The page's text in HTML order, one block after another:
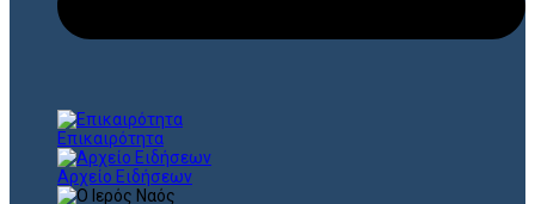
Επικαιρότητα
Αρχείο Ειδήσεων